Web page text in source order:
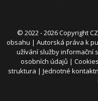
© 2022 - 2026 Copyright
obsahu | Autorská práva k
užívání služby informační
osobních údajů | Cookies
struktura | Jednotné